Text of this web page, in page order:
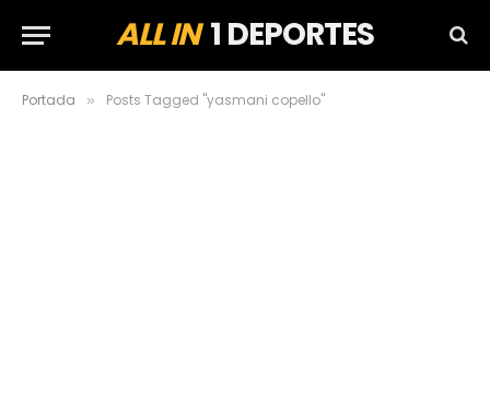
ALL IN1 DEPORTES
Portada » Posts Tagged "yasmani copello"